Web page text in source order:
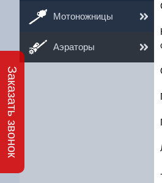
Мотоножницы
Аэраторы
Заказать звонок